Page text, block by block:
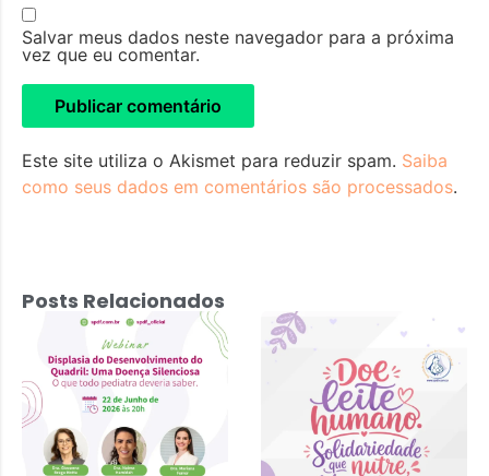
Salvar meus dados neste navegador para a próxima
vez que eu comentar.
Este site utiliza o Akismet para reduzir spam. Saiba
como seus dados em comentários são processados.
Posts Relacionados
Displasia do
Desenvolvimento
do Quadril: Uma
Silenciosa – 22
de junho 2026 às